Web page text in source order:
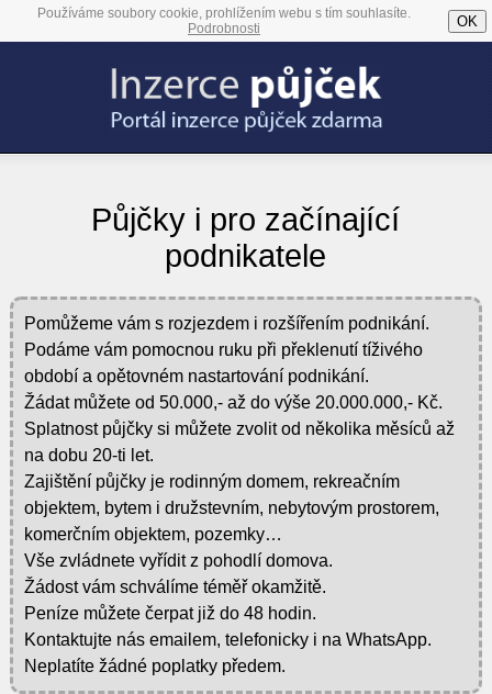
Používáme soubory cookie, prohlížením webu s tím souhlasíte.
Podrobnosti
OK
Půjčky i pro začínající
podnikatele
Pomůžeme vám s rozjezdem i rozšířením podnikání.
Podáme vám pomocnou ruku při překlenutí tíživého
období a opětovném nastartování podnikání.
Žádat můžete od 50.000,- až do výše 20.000.000,- Kč.
Splatnost půjčky si můžete zvolit od několika měsíců až
na dobu 20-ti let.
Zajištění půjčky je rodinným domem, rekreačním
objektem, bytem i družstevním, nebytovým prostorem,
komerčním objektem, pozemky…
Vše zvládnete vyřídit z pohodlí domova.
Žádost vám schválíme téměř okamžitě.
Peníze můžete čerpat již do 48 hodin.
Kontaktujte nás emailem, telefonicky i na WhatsApp.
Neplatíte žádné poplatky předem.